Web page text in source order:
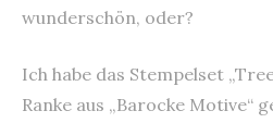
wunderschön, oder?
Ich habe das Stempelset
Ranke aus „Barocke Motive“